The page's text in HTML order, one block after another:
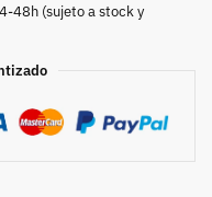
48h (sujeto a stock y